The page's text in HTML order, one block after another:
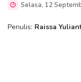
Selasa, 12
Penulis: Raissa